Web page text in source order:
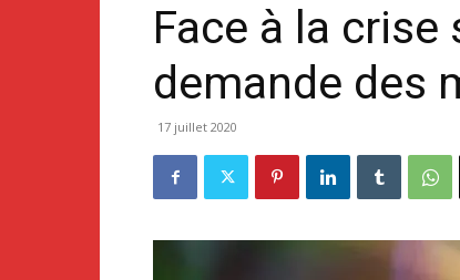
Face à la
demande des
17 juillet 2020